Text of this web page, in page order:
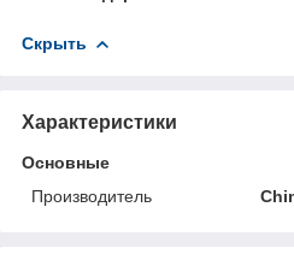
Скрыть
Характеристики
Основные
Производитель